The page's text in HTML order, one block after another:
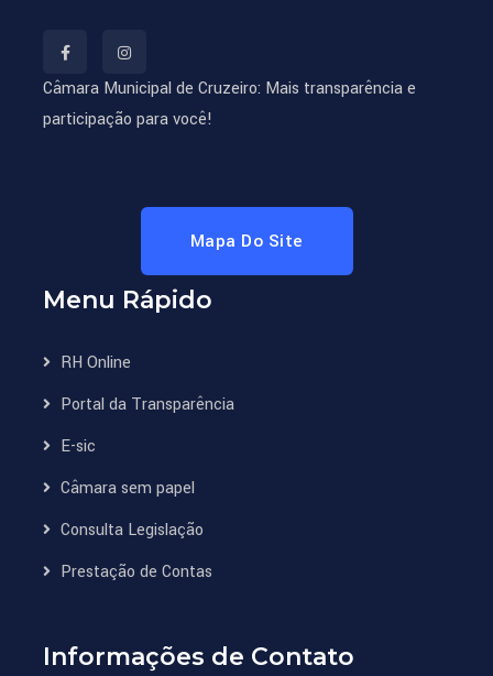
Câmara Municipal de Cruzeiro: Mais transparência e
participação para você!
Mapa Do Site
Menu Rápido
RH Online
Portal da Transparência
E-sic
Câmara sem papel
Consulta Legislação
Prestação de Contas
Informações de Contato